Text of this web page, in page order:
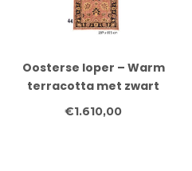
Oosterse loper – Warm
terracotta met zwart
en goud accenten – 287
€1.610,00